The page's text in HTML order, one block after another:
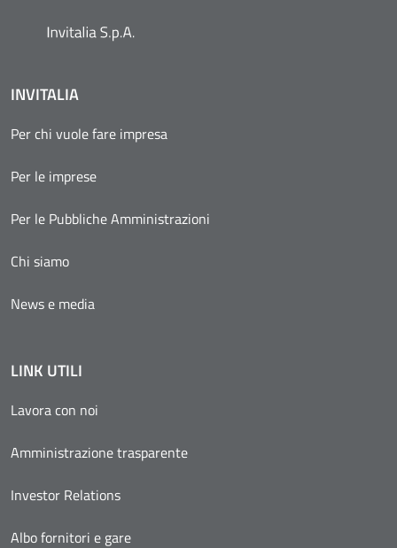
INVITALIA
Per chi vuole fare impresa
Per le imprese
Per le Pubbliche Amministrazioni
Chi siamo
News e media
LINK UTILI
Lavora con noi
Amministrazione trasparente
Investor Relations
Albo fornitori e gare